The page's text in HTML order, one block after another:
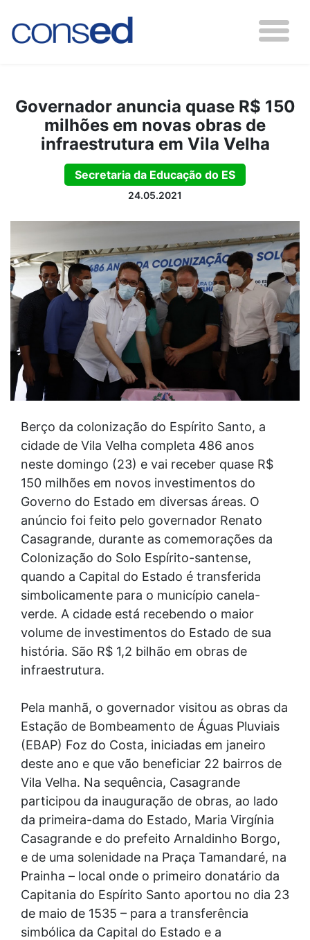
Governador anuncia quase R$ 150
milhões em novas obras de
infraestrutura em Vila Velha
Secretaria da Educação do ES
24.05.2021
Berço da colonização do Espírito Santo, a
cidade de Vila Velha completa 486 anos
neste domingo (23) e vai receber quase R$
150 milhões em novos investimentos do
Governo do Estado em diversas áreas. O
anúncio foi feito pelo governador Renato
Casagrande, durante as comemorações da
Colonização do Solo Espírito-santense,
quando a Capital do Estado é transferida
simbolicamente para o município canela-
verde. A cidade está recebendo o maior
volume de investimentos do Estado de sua
história. São R$ 1,2 bilhão em obras de
infraestrutura.
Pela manhã, o governador visitou as obras da
Estação de Bombeamento de Águas Pluviais
(EBAP) Foz do Costa, iniciadas em janeiro
deste ano e que vão beneficiar 22 bairros de
Vila Velha. Na sequência, Casagrande
participou da inauguração de obras, ao lado
da primeira-dama do Estado, Maria Virgínia
Casagrande e do prefeito Arnaldinho Borgo,
e de uma solenidade na Praça Tamandaré, na
Prainha – local onde o primeiro donatário da
Capitania do Espírito Santo aportou no dia 23
de maio de 1535 – para a transferência
simbólica da Capital do Estado e a